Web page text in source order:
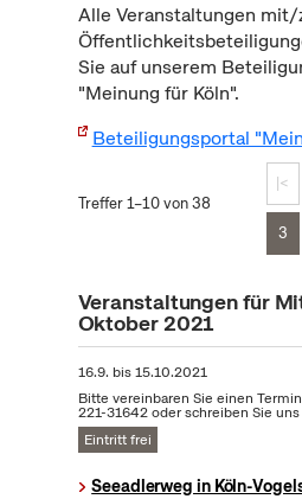
Alle Veranstaltungen mit/
Sie auf unserem
"Meinung für Köln".
Beteiligungsportal
Treffer 1–10 von 38
|<
3
Veranstaltungen für
Oktober 2021
16.9. bis15.10.2021
Bitte vereinbaren Sie einen
221-31642 oder schreiben Sie
Eintritt frei
Seeadlerweg in Köln-